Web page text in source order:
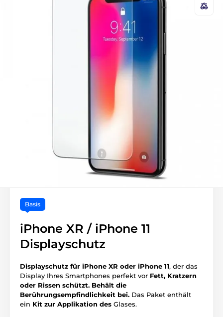
Basis
iPhone XR / iPhone 11
Displayschutz
Displayschutz für iPhone XR oder iPhone 11, der das
Display Ihres Smartphones perfekt vor Fett, Kratzern
oder Rissen schützt. Behält die
Berührungsempfindlichkeit bei. Das Paket enthält
ein Kit zur Applikation des Glases.